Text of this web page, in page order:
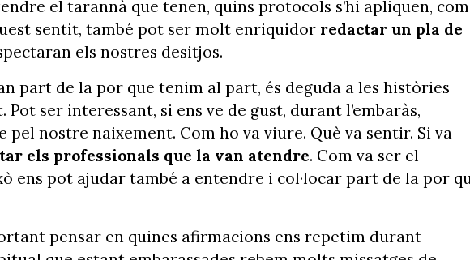
el tarannà que tenen, quins protocols s’hi apliquen, com
sentit, també pot ser molt enriquidor redactar un pla de
els nostres desitjos.
part de la por que tenim al part, és deguda a les històries
ser interessant, si ens ve de gust, durant l’embaràs,
nostre naixement. Com ho va viure. Què va sentir. Si va
els professionals que la van atendre. Com va ser el
ens pot ajudar també a entendre i col·locar part de la por
pensar en quines afirmacions ens repetim durant